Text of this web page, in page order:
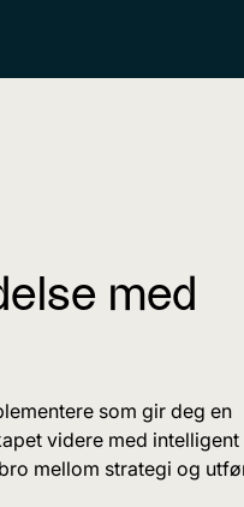
med
som gir deg en
videre med intelligent
mellom strategi og